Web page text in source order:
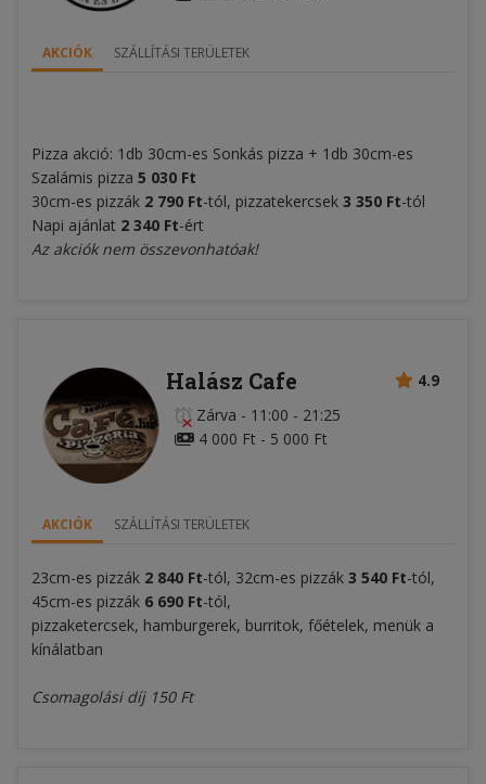
AKCIÓK SZÁLLÍTÁSI TERÜLETEK
Pizza akció: 1db 30cm-es Sonkás pizza + 1db 30cm-es
Szalámis pizza 5 030 Ft
30cm-es pizzák 2 790 Ft-tól, pizzatekercsek 3 350 Ft-tól
Napi ajánlat 2 340 Ft-ért
Az akciók nem összevonhatóak!
4.9
Halász Cafe
Zárva - 11:00 - 21:25
4 000 Ft - 5 000 Ft
AKCIÓK SZÁLLÍTÁSI TERÜLETEK
23cm-es pizzák 2 840 Ft-tól, 32cm-es pizzák 3 540 Ft-tól,
45cm-es pizzák 6 690 Ft-tól,
pizzaketercsek, hamburgerek, burritok, főételek, menük a
kínálatban
Csomagolási díj 150 Ft